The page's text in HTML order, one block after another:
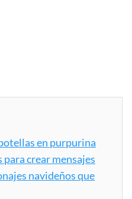
en purpurina
para crear mensajes
navideños que